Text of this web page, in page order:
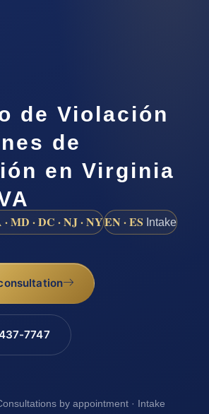
de Violación
de
en Virginia
· MD · DC · NJ · NYEN · ES Intake
7747
by appointment · Intake